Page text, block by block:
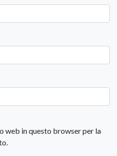
web in questo browser per la